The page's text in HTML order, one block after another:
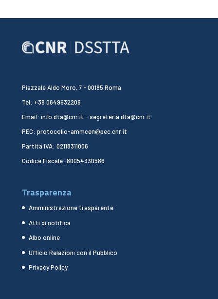
Piazzale Aldo Moro, 7 - 00185 Roma
Tel: +39 0649932209
Email: info.dta@cnr.it - segreteria.dta@cnr.it
PEC: protocollo-ammcen@pec.cnr.it
Partita IVA: 02118311006
Codice Fiscale: 80054330586
Trasparenza
Amministrazione trasparente
Atti di notifica
Albo online
Ufficio Relazioni con il Pubblico
Privacy Policy